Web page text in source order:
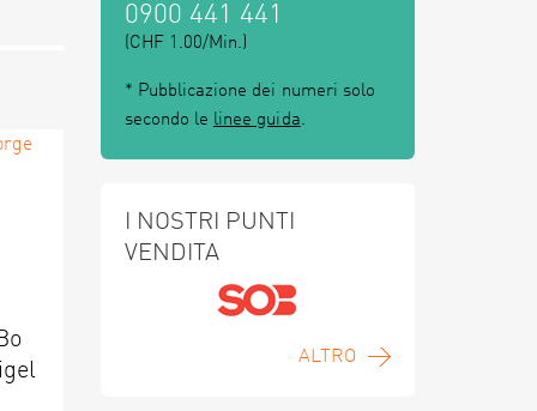
0900 441 441
(CHF 1.00/Min.)
* Pubblicazione dei numeri solo
secondo le linee guida.
I NOSTRI PUNTI
VENDITA
ALTRO